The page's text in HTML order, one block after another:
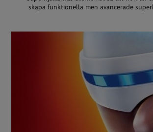
skapa funktionella men avancerade